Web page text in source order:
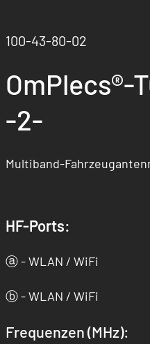
100-43-80-02
OmPlecs®-
-2-
Multiband-
HF-Ports:
ⓐ - WLAN / WiFi
ⓑ - WLAN / WiFi
Frequenzen (MHz):